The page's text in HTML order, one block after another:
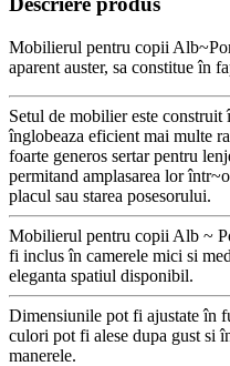
Mobilierul pentru copii
aparent auster, sa constitue în
Setul de mobilier este
înglobeaza eficient mai multe
foarte generos sertar pentru
permitand amplasarea lor
placul sau starea posesorului.
Mobilierul pentru copii Alb ~
fi inclus în camerele mici si
eleganta spatiul disponibil.
Dimensiunile pot fi ajustate în
culori pot fi alese dupa gust si
manerele.